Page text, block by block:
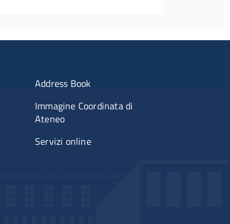
Menu portale
Address Book
Immagine Coordinata di
Ateneo
Servizi online